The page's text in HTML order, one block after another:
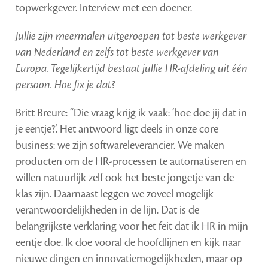
topwerkgever. Interview met een doener.
Jullie zijn meermalen uitgeroepen tot beste werkgever
van Nederland en zelfs tot beste werkgever van
Europa. Tegelijkertijd bestaat jullie HR-afdeling uit één
persoon. Hoe fix je dat?
Britt Breure: “Die vraag krijg ik vaak: ‘hoe doe jij dat in
je eentje?’. Het antwoord ligt deels in onze core
business: we zijn softwareleverancier. We maken
producten om de HR-processen te automatiseren en
willen natuurlijk zelf ook het beste jongetje van de
klas zijn. Daarnaast leggen we zoveel mogelijk
verantwoordelijkheden in de lijn. Dat is de
belangrijkste verklaring voor het feit dat ik HR in mijn
eentje doe. Ik doe vooral de hoofdlijnen en kijk naar
nieuwe dingen en innovatiemogelijkheden, maar op